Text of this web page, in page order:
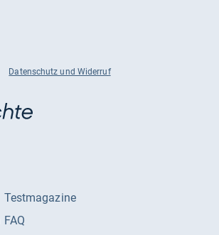
Datenschutz und Widerruf
Testmagazine
FAQ